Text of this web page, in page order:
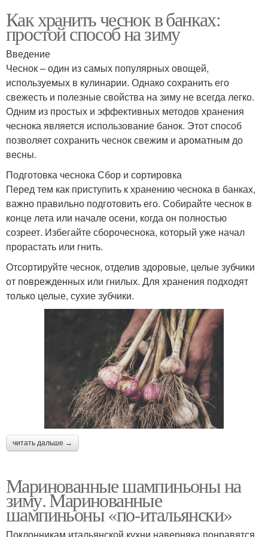
Как хранить чеснок в банках:
простой способ на зиму
Введение
Чеснок – один из самых популярных овощей,
используемых в кулинарии. Однако сохранить его
свежесть и полезные свойства на зиму не всегда легко.
Одним из простых и эффективных методов хранения
чеснока является использование банок. Этот способ
позволяет сохранить чеснок свежим и ароматным до
весны.
Подготовка чеснока Сбор и сортировка
Перед тем как приступить к хранению чеснока в банках,
важно правильно подготовить его. Собирайте чеснок в
конце лета или начале осени, когда он полностью
созреет. Избегайте сборочеснока, который уже начал
прорастать или гнить.
Отсортируйте чеснок, отделив здоровые, целые зубчики
от поврежденных или гнилых. Для хранения подходят
только целые, сухие зубчики.
читать дальше →
Маринованные шампиньоны на
зиму. Маринованные
шампиньоны «по-итальянски»
Поклонникам итальянской кухни наверняка понравятся